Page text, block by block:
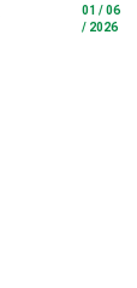
01 / 06
/ 2026